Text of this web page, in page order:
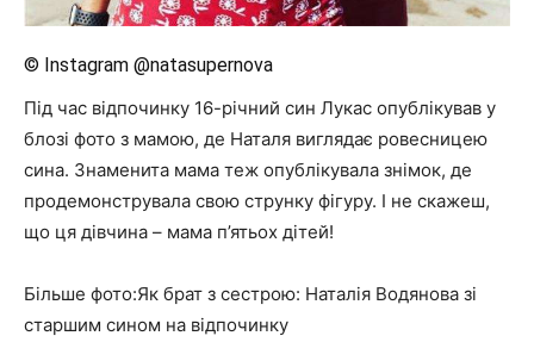
© Instagram @natasupernova
Під час відпочинку 16-річний син Лукас опублікував у
блозі фото з мамою, де Наталя виглядає ровесницею
сина. Знаменита мама теж опублікувала знімок, де
продемонструвала свою струнку фігуру. І не скажеш,
що ця дівчина – мама п’ятьох дітей!
Більше фото:Як брат з сестрою: Наталія Водянова зі
старшим сином на відпочинку